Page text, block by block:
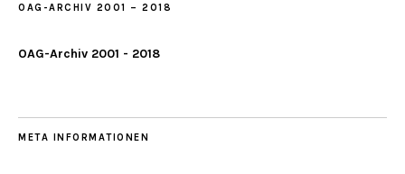
OAG-ARCHIV 2001 – 2018
OAG-Archiv 2001 - 2018
META INFORMATIONEN